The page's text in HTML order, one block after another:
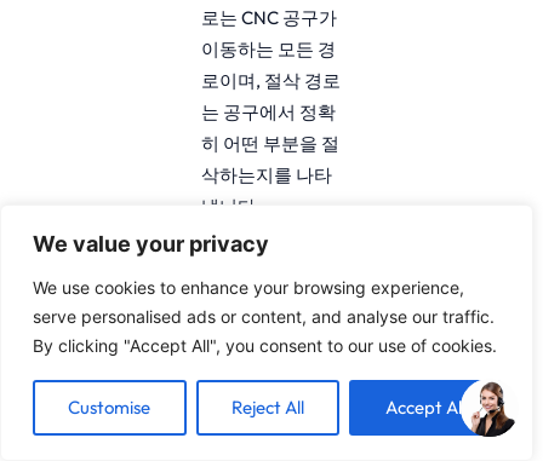
We value your privacy
We use cookies to enhance your browsing experience,
serve personalised ads or content, and analyse our traffic.
By clicking "Accept All", you consent to our use of cookies.
Customise Reject All Accept All
로는 CNC 공구가
이동하는 모든 경
로이며, 절삭 경로
는 공구에서 정확
히 어떤 부분을 절
삭하는지를 나타
냅니다.
공구 경로 최적화
는 CNC 가공을 어
떻게 개선하나요?
는 불필요한 움직
임을 줄이고 절삭